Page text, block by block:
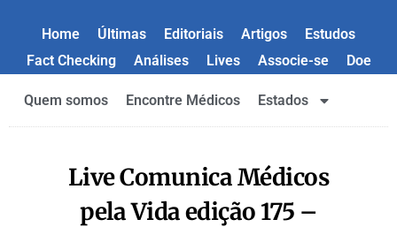
Home Últimas Editoriais Artigos
Estudos
Fact Checking
Análises Lives Associe-se Doe
Quem somos Encontre Médicos Estados
Live Comunica Médicos
pela Vida edição 175 –